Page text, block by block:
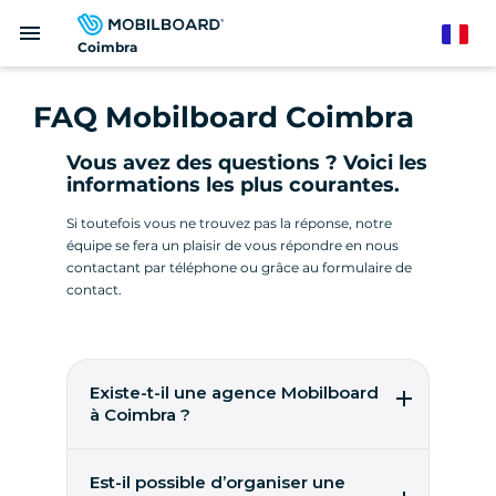
Coimbra
menu
FAQ Mobilboard Coimbra
Vous avez des questions ? Voici les
informations les plus courantes.
Si toutefois vous ne trouvez pas la réponse, notre
équipe se fera un plaisir de vous répondre en nous
contactant par téléphone ou grâce au formulaire de
contact.
Existe-t-il une agence Mobilboard
à Coimbra ?
Est-il possible d’organiser une